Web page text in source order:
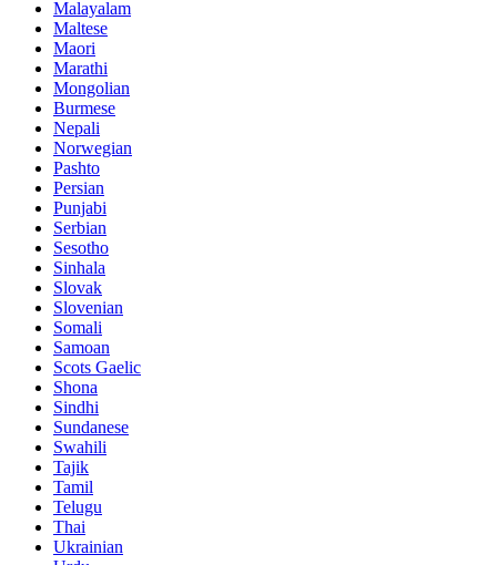
Malayalam
Maltese
Maori
Marathi
Mongolian
Burmese
Nepali
Norwegian
Pashto
Persian
Punjabi
Serbian
Sesotho
Sinhala
Slovak
Slovenian
Somali
Samoan
Scots Gaelic
Shona
Sindhi
Sundanese
Swahili
Tajik
Tamil
Telugu
Thai
Ukrainian